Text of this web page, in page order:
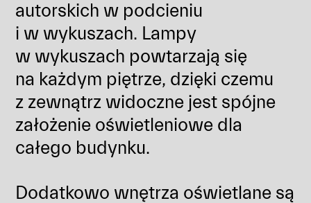
autorskich w podcieniu
i w wykuszach. Lampy
w wykuszach powtarzają się
na każdym piętrze, dzięki czemu
z zewnątrz widoczne jest spójne
założenie oświetleniowe dla
całego budynku.
Dodatkowo wnętrza oświetlane są